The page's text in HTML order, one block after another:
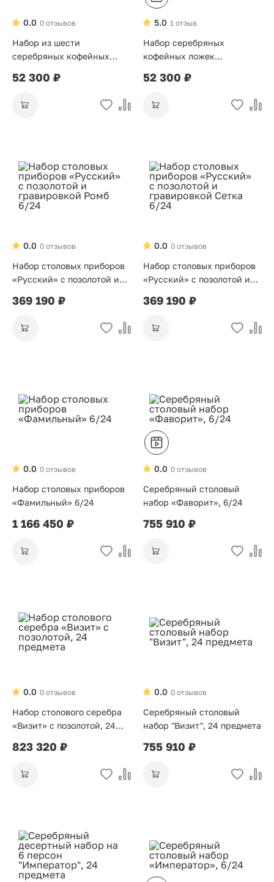
0 отзывов
0.0
Набор из шести
серебряных кофейных
52 300 ₽
1 отзыв
5.0
Набор серебряных
кофейных ложек
52 300 ₽
0 отзывов
0.0
Набор столовых приборов
«Русский» с позолотой и
369 190 ₽
0 отзывов
0.0
Набор столовых приборов
«Русский» с позолотой и
369 190 ₽
0 отзывов
0.0
Набор столовых приборов
«Фамильный» 6/24
1 166 450 ₽
0 отзывов
0.0
Серебряный столовый
набор «Фаворит», 6/24
755 910 ₽
0 отзывов
0.0
Набор столового серебра
«Визит» с позолотой, 24
823 320 ₽
0 отзывов
0.0
Серебряный столовый
набор "Визит", 24 предмета
755 910 ₽